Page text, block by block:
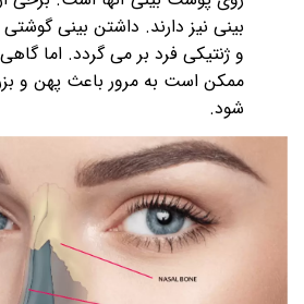
بینی نیز دارند. داشتن بینی
و ژنتیکی فرد بر می‌ گردد. اما
ممکن است به مرور باعث پهن و
شود.